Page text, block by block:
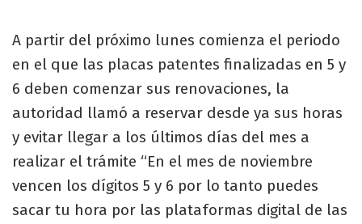
A partir del próximo lunes comienza el periodo
en el que las placas patentes finalizadas en 5 y
6 deben comenzar sus renovaciones, la
autoridad llamó a reservar desde ya sus horas
y evitar llegar a los últimos días del mes a
realizar el trámite “En el mes de noviembre
vencen los dígitos 5 y 6 por lo tanto puedes
sacar tu hora por las plataformas digital de las